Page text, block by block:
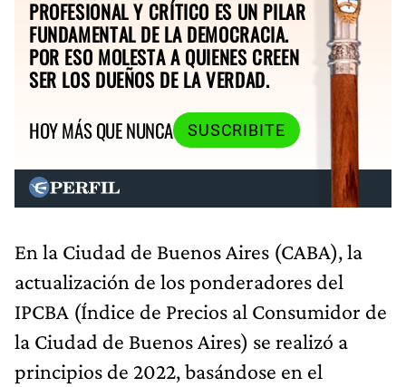
PROFESIONAL Y CRÍTICO ES UN PILAR
FUNDAMENTAL DE LA DEMOCRACIA.
POR ESO MOLESTA A QUIENES CREEN
SER LOS DUEÑOS DE LA VERDAD.
HOY MÁS QUE NUNCA
SUSCRIBITE
En la Ciudad de Buenos Aires (CABA), la
actualización de los ponderadores del
IPCBA (Índice de Precios al Consumidor de
la Ciudad de Buenos Aires) se realizó a
principios de 2022, basándose en el